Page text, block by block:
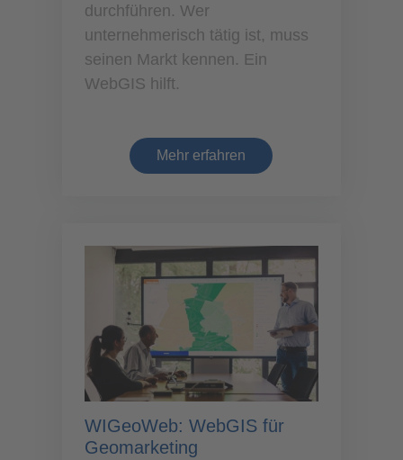
durchführen. Wer
unternehmerisch tätig ist, muss
seinen Markt kennen. Ein
WebGIS hilft.
Mehr erfahren
WIGeoWeb: WebGIS für
Geomarketing